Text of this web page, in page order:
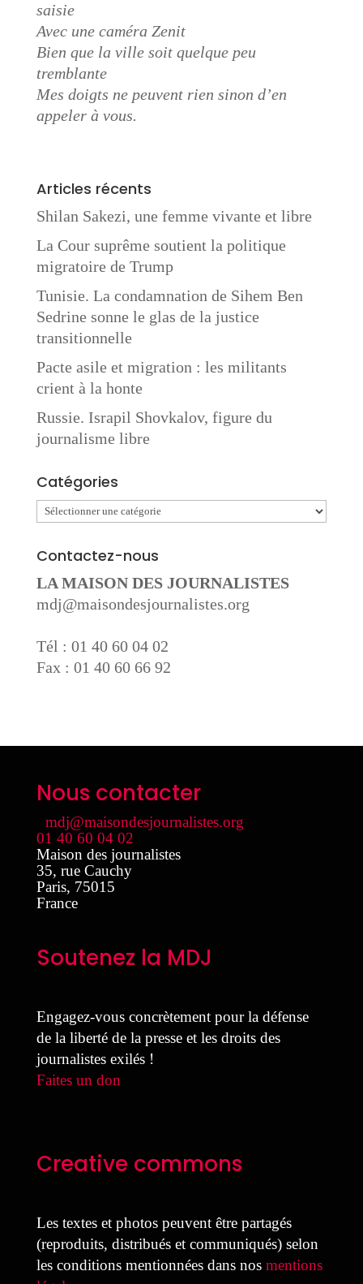
saisie
Avec une caméra Zenit
Bien que la ville soit quelque peu
tremblante
Mes doigts ne peuvent rien sinon d’en
appeler à vous.
Articles récents
Shilan Sakezi, une femme vivante et libre
La Cour suprême soutient la politique
migratoire de Trump
Tunisie. La condamnation de Sihem Ben
Sedrine sonne le glas de la justice
transitionnelle
Pacte asile et migration : les militants
crient à la honte
Russie. Israpil Shovkalov, figure du
journalisme libre
Catégories
Catégories
Contactez-nous
LA MAISON DES JOURNALISTES
mdj@maisondesjournalistes.org
Tél : 01 40 60 04 02
Fax : 01 40 60 66 92
Nous contacter
mdj@maisondesjournalistes.org
01 40 60 04 02
Maison des journalistes
35, rue Cauchy
Paris, 75015
France
Soutenez la MDJ
Engagez-vous concrètement pour la défense
de la liberté de la presse et les droits des
journalistes exilés !
Faites un don
Creative commons
Les textes et photos peuvent être partagés
(reproduits, distribués et communiqués) selon
les conditions mentionnées dans nos mentions